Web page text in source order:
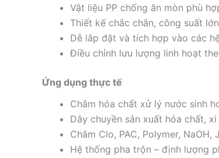
Vật liệu PP chống ăn mòn phù
Thiết kế chắc chắn, công suất
Dễ lắp đặt và tích hợp vào các
Điều chỉnh lưu lượng linh hoạt
Ứng dụng thực tế
Châm hóa chất xử lý nước sinh
Dây chuyền sản xuất hóa chất,
Châm Clo, PAC, Polymer, NaOH,
Hệ thống pha trộn – định lượng